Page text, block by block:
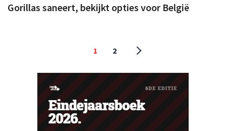
Gorillas saneert, bekijkt opties voor België
1 2